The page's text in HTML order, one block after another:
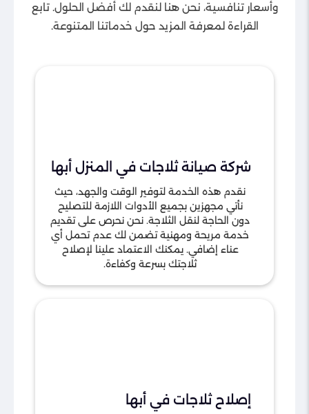
وأسعار تنافسية، نحن هنا لنقدم لك أفضل الحلول. تابع
القراءة لمعرفة المزيد حول خدماتنا المتنوعة.
شركة صيانة ثلاجات في المنزل أبها
نقدم هذه الخدمة لتوفير الوقت والجهد، حيث
نأتي مجهزين بجميع الأدوات اللازمة للتصليح
دون الحاجة لنقل الثلاجة. نحن نحرص على تقديم
خدمة مريحة ومهنية تضمن لك عدم تحمل أي
عناء إضافي. يمكنك الاعتماد علينا لإصلاح
ثلاجتك بسرعة وكفاءة.
إصلاح ثلاجات في أبها